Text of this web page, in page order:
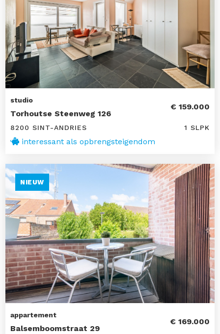
studio
Torhoutse Steenweg 126
€ 159.000
8200 SINT-ANDRIES 1 SLPK
interessant als opbrengsteigendom
NIEUW
appartement
Balsemboomstraat 29
€ 169.000